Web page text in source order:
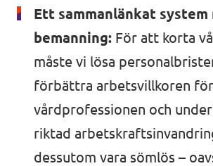
Ett sammanlänkat system
bemanning: För att korta
måste vi lösa
förbättra arbetsvillkoren
vårdprofessionen och
riktad
dessutom vara sömlös –